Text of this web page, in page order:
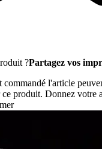
?Partagez vos
commandé l'article
produit. Donnez votre